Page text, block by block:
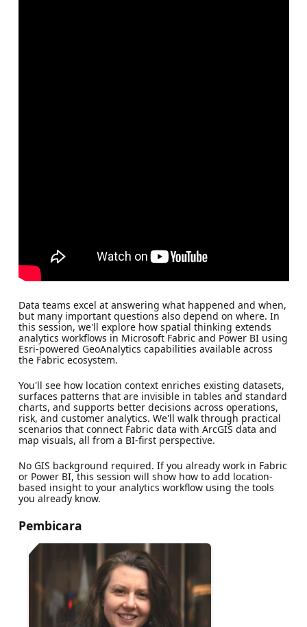
Data teams excel at answering what happened and when,
but many important questions also depend on where. In
this session, we'll explore how spatial thinking extends
analytics workflows in Microsoft Fabric and Power BI using
Esri-powered GeoAnalytics capabilities available across
the Fabric ecosystem.
You'll see how location context enriches existing datasets,
surfaces patterns that are invisible in tables and standard
charts, and supports better decisions across operations,
risk, and customer analytics. We'll walk through practical
scenarios that connect Fabric data with ArcGIS data and
map visuals, all from a BI-first perspective.
No GIS background required. If you already work in Fabric
or Power BI, this session will show how to add location-
based insight to your analytics workflow using the tools
you already know.
Pembicara